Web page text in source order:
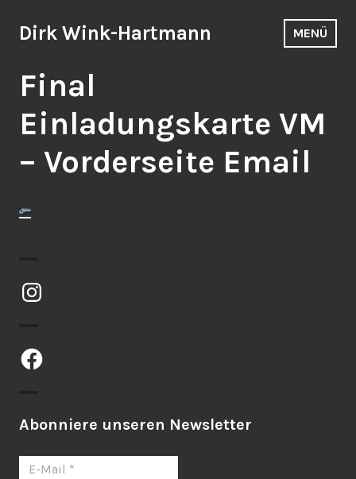
Inhalt
Dirk Wink-Hartmann MENÜ
Final
Einladungskarte VM
– Vorderseite Email
Instagram
Facebook
Abonniere unseren Newsletter